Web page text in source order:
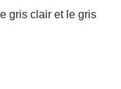
gris clair et le gris